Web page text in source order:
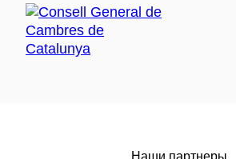
Наши партнеры